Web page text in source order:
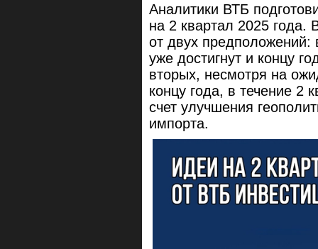
Аналитики ВТБ
на 2 квартал 2025 года.
от двух предположений:
уже достигнут и концу
вторых, несмотря на
концу года, в течение 2
счет улучшения
импорта.